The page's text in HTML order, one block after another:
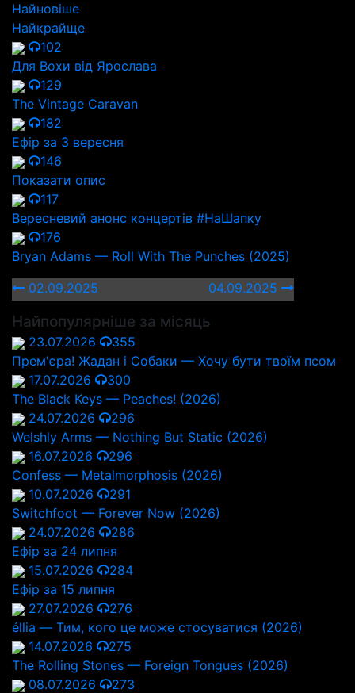
Найновіше
Найкрайще
102
Для Вохи від Ярослава
129
The Vintage Caravan
182
Ефір за 3 вересня
146
Показати опис
117
Вересневий анонс концертів #НаШапку
176
Bryan Adams — Roll With The Punches (2025)
02.09.2025
04.09.2025
Найпопулярніше за місяць
23.07.2026
355
Прем'єра! Жадан і Собаки — Хочу бути твоїм псом
17.07.2026
300
The Black Keys — Peaches! (2026)
24.07.2026
296
Welshly Arms — Nothing But Static (2026)
16.07.2026
296
Confess — Metalmorphosis (2026)
10.07.2026
291
Switchfoot — Forever Now (2026)
24.07.2026
286
Ефір за 24 липня
15.07.2026
284
Ефір за 15 липня
27.07.2026
276
éllia — Тим, кого це може стосуватися (2026)
14.07.2026
275
The Rolling Stones — Foreign Tongues (2026)
08.07.2026
273